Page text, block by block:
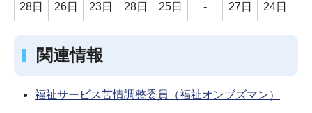
28日 26日 23日 28日 25日 - 27日 24日
関連情報
福祉サービス苦情調整委員（福祉オンブズマン）